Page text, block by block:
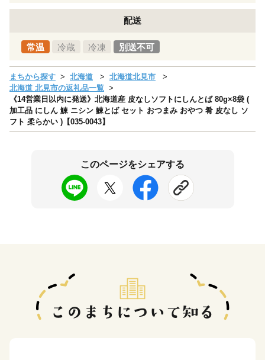
配送
常温 冷蔵 冷凍 別送不可
まちから探す 北海道
北海道北見市
北海道 北見市の返礼品一覧
《14営業日以内に発送》北海道産 皮なしソフトにしんとば 80g×8袋 (
加工品 にしん 鰊 ニシン 鰊とば セット おつまみ おやつ 肴 皮なし ソ
フト 柔らかい )【035-0043】
このページをシェアする